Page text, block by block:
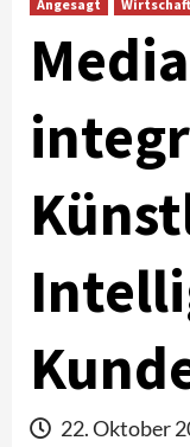
Angesagt Wirtschaft
22. Oktober